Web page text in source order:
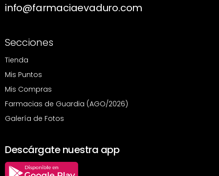
info@farmaciaevaduro.com
Secciones
Tienda
Mis Puntos
Mis Compras
Farmacias de Guardia (AGO/2026)
Galería de Fotos
Descárgate nuestra app